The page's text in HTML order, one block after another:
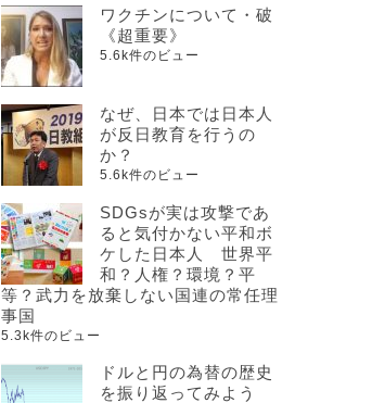
ワクチンについて・破
《超重要》
5.6k件のビュー
なぜ、日本では日本人
が反日教育を行うの
か？
5.6k件のビュー
SDGsが実は攻撃であ
ると気付かない平和ボ
ケした日本人 世界平
和？人権？環境？平
等？武力を放棄しない国連の常任理
事国
5.3k件のビュー
ドルと円の為替の歴史
を振り返ってみよう